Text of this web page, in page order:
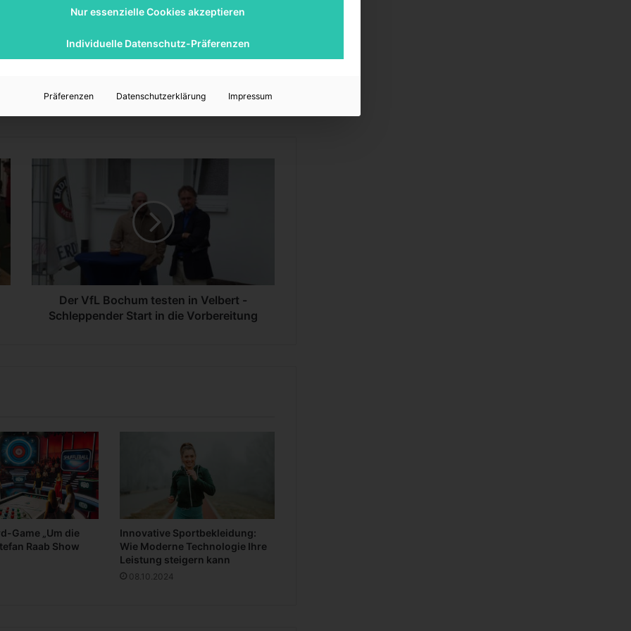
c
i
V
e
l
e
r
t
Der VfL Bochum testen in Velbert -
Schleppender Start in die Vorbereitung
Game „Um die
Raab Show
Innovative Sportbekleidung:
Wie Moderne Technologie Ihre
Leistung steigern kann
08.10.2024
Nur essenzielle Cookies akzeptieren
Individuelle Datenschutz-Präferenzen
Präferenzen Datenschutzerklärung Impressum